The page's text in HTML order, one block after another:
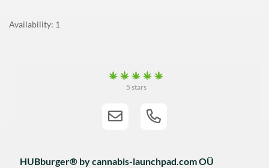
Availability 1
5 stars
HUBburger® by cannabis-launchpad.com OÜ